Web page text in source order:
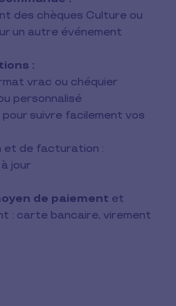
des chèques Culture ou
un autre événement
:
vrac ou chéquier
personnalisé
suivre facilement vos
et de facturation :
jour
de paiement et
: carte bancaire, virement